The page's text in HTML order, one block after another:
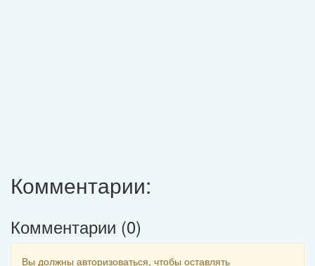
Комментарии:
Комментарии (0)
Вы должны авторизоваться, чтобы оставлять